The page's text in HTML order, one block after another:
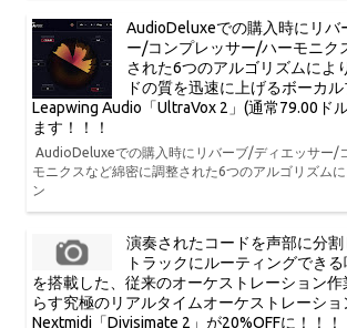
AudioDeluxeでの購入時にリバ
ー/コンプレッサー/ハーモニク
された6つのアルゴリズムによ
ドの質を迅速に上げるボーカ
Leapwing Audio「UltraVox 2」(通常79.00ド
ます！！！
AudioDeluxeでの購入時にリバーブ/ディエッサー/
モニクスなど綿密に調整された6つのアルゴリズム
ン
演奏されたコードを声部に分
トラックにルーティングでき
を搭載した、従来のオーケストレーション
らす究極のリアルタイムオーケストレーショ
Nextmidi「Divisimate 2」が20%OFFに！！！